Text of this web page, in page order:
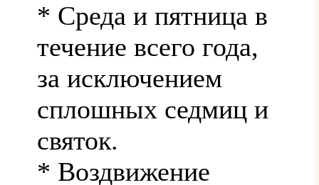
* Среда и пятница в
течение всего года,
за исключением
сплошных седмиц и
святок.
* Воздвижение